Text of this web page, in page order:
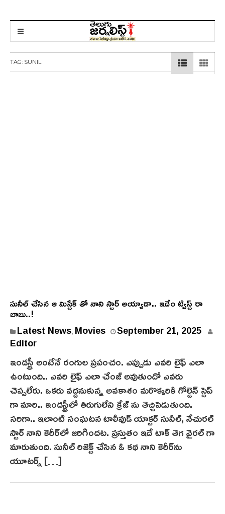
TAG: SUNIL
సునీల్ చేసిన ఆ మిస్టేక్ తో నాని స్టార్ అయ్యాడా.. ఇదేం ట్విస్ట్ రా
బాబు..!
Latest News, Movies September 21, 2025
Editor
ఇండస్ట్రీ అంటేనే రంగుల ప్రపంచం. ఎప్పుడు ఎవరి లైఫ్ ఎలా
ఉంటుంది.. ఎవరి లైఫ్ ఎలా చేంజ్ అవుతుందో ఎవరు
చెప్పలేరు. ఒకరు వద్దనుకున్న అవకాశం మరొక్కరికి గోల్డెన్ స్టెప్
గా మారి.. ఇండస్ట్రీలో తిరుగులేని క్రేజ్ ను తెచ్చిపెడుతుంది.
సరిగా.. ఇలాంటి సంఘటన టాలీవుడ్ యాక్టర్ సునీల్, నేచురల్
స్టార్ నాని కెరీర్‌లో జరిగిందట. ప్రస్తుతం ఇదే టాక్ తెగ వైరల్ గా
మారుతుంది. సునీల్ రిజెక్ట్ చేసిన ఓ కథ‌ నాని కెరీర్‌ను
యూట‌ర్న్‌ […]